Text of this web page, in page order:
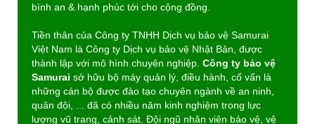
bình an & hạnh phúc tới cho cộng đồng.
Tiền thân của Công ty TNHH Dịch vụ bảo vệ Samurai
Việt Nam là Công ty Dịch vụ bảo vệ Nhật Bản, được
thành lập với mô hình chuyên nghiệp. Công ty bảo vệ
Samurai sở hữu bộ máy quản lý, điều hành, cố vấn là
những cán bộ được đào tạo chuyên ngành về an ninh,
quân đội, ... đã có nhiều năm kinh nghiệm trong lực
lượng vũ trang, cảnh sát. Đội ngũ nhân viên bảo vệ, vệ